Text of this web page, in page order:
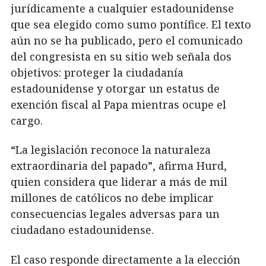
jurídicamente a cualquier estadounidense
que sea elegido como sumo pontífice. El texto
aún no se ha publicado, pero el comunicado
del congresista en su sitio web señala dos
objetivos: proteger la ciudadanía
estadounidense y otorgar un estatus de
exención fiscal al Papa mientras ocupe el
cargo.
“La legislación reconoce la naturaleza
extraordinaria del papado”, afirma Hurd,
quien considera que liderar a más de mil
millones de católicos no debe implicar
consecuencias legales adversas para un
ciudadano estadounidense.
El caso responde directamente a la elección